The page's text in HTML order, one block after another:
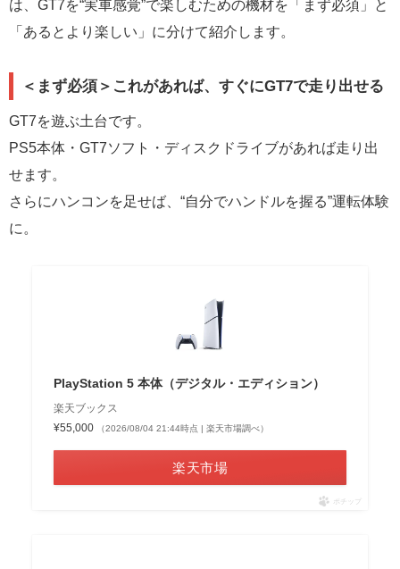
は、GT7を“実車感覚”で楽しむための機材を「まず必須」と
「あるとより楽しい」に分けて紹介します。
＜まず必須＞これがあれば、すぐにGT7で走り出せる
GT7を遊ぶ土台です。
PS5本体・GT7ソフト・ディスクドライブがあれば走り出
せます。
さらにハンコンを足せば、“自分でハンドルを握る”運転体験
に。
PlayStation 5 本体（デジタル・エディション）
楽天ブックス
¥55,000
（2026/08/04 21:44時点 | 楽天市場調べ）
楽天市場
ポチップ